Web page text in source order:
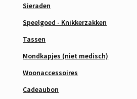
Sieraden
Speelgoed - Knikkerzakken
Tassen
Mondkapjes (niet medisch)
Woonaccessoires
Cadeaubon